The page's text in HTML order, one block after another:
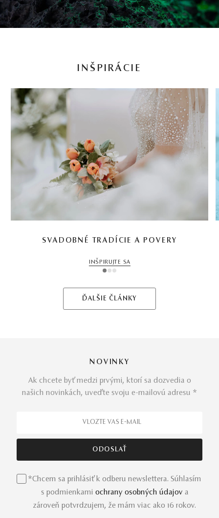
INŠPIRÁCIE
SVADOBNÉ TRADÍCIE A POVERY
INŠPIRUJTE SA
1 2 3
ĎALŠIE ČLÁNKY
NOVINKY
Ak chcete byť medzi prvými, ktorí sa dozvedia o
našich novinkách, uveďte svoju e-mailovú adresu *
*Chcem sa prihlásiť k odberu newslettera. Súhlasím
s podmienkami ochrany osobných údajov a
zároveň potvrdzujem, že mám viac ako 16 rokov.